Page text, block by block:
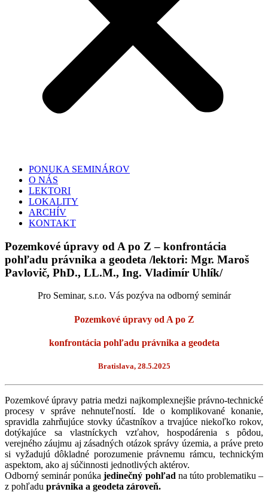
PONUKA SEMINÁROV
O NÁS
LEKTORI
LOKALITY
ARCHÍV
KONTAKT
Pozemkové úpravy od A po Z – konfrontácia
pohľadu právnika a geodeta /lektori: Mgr. Maroš
Pavlovič, PhD., LL.M., Ing. Vladimír Uhlík/
Pro Seminar, s.r.o. Vás pozýva na odborný seminár
Pozemkové úpravy od A po Z
konfrontácia pohľadu právnika a geodeta
Bratislava, 28.5.2025
Pozemkové úpravy patria medzi najkomplexnejšie právno-technické
procesy v správe nehnuteľností. Ide o komplikované konanie,
spravidla zahrňujúce stovky účastníkov a trvajúce niekoľko rokov,
dotýkajúce sa vlastníckych vzťahov, hospodárenia s pôdou,
verejného záujmu aj zásadných otázok správy územia, a práve preto
si vyžadujú dôkladné porozumenie právnemu rámcu, technickým
aspektom, ako aj súčinnosti jednotlivých aktérov.
Odborný seminár ponúkajedinečný pohľad na túto problematiku –
z pohľadu právnika a geodeta zároveň.